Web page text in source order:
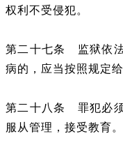
权利不受侵犯。
第二十七条 监狱依
病的，应当按照规定给
第二十八条 罪犯必须
服从管理，接受教育。